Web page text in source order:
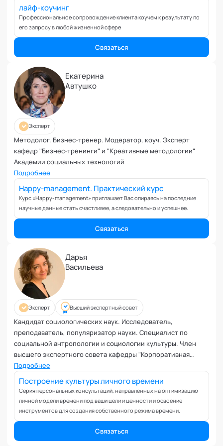
Возрастные кризисы
Воспитание
Зависимости
Защита от манипуляций
Иммунитет
Когнитивные способности
Коммуникация в команде
Корпоративная антропология
Корпоративная культура и этика
Коучинг руководителей
Кризисы
Маркетинговые и PR коммуникации
Международные коммуникации
Межличностные конфликты
Наставничество
Невроз
Обучение и образовательные программы
Ораторское искусство
Организация и проведение переговоров
Осознанность
Отношения в паре
Отношения с родителями
Персональный коучинг
Пищевое поведение
лайф-коучинг
Профессиональное сопровождение клиента коучем к результату по
его запросу в любой жизненной сфере
Связаться
Екатерина
Автушко
Эксперт
Методолог. Бизнес-тренер. Модератор, коуч. Эксперт
кафедр "Бизнес-тренинги" и "Креативные методологии"
Академии социальных технологий
Подробнее
Happy-management. Практический курс
Курс «Happy-management» приглашает Вас опираясь на последние
научные данные стать счастливее, а следовательно и успешнее.
Связаться
Дарья
Васильева
Эксперт Высший экспертный совет
Кандидат социологических наук. Исследователь,
преподаватель, популяризатор науки. Специалист по
социальной антропологии и социологии культуры. Член
высшего экспертного совета кафедры "Корпоративная
культура и антропология" Академии социальных
технологий
Подробнее
Построение культуры личного времени
Серия персональных консультаций, направленных на оптимизацию
личной модели времени под ваши цели и ценности и освоение
инструментов для создания собственного режима времени.
Связаться